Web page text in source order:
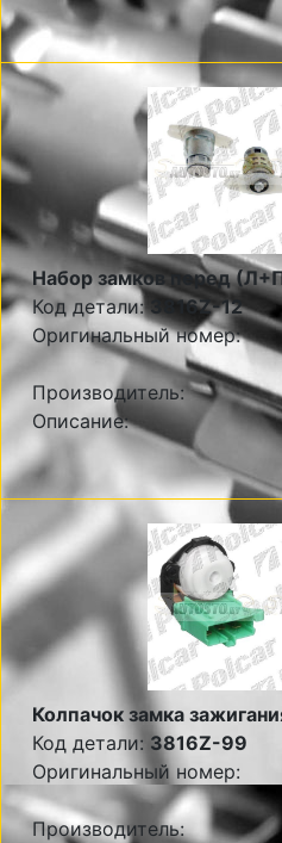
Набор замков перед
Код детали:3816Z-12
Оригинальный номер:
Производитель:
Описание:
Колпачок замка
Код детали: 3816Z-99
Оригинальный номер:
Производитель: